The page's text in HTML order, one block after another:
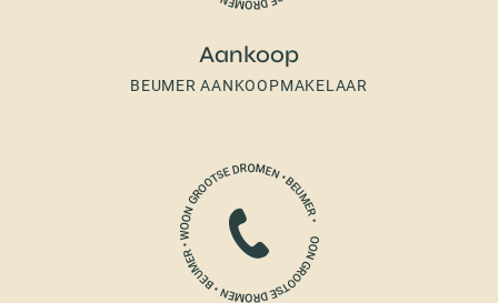
Aankoop
BEUMER AANKOOPMAKELAAR